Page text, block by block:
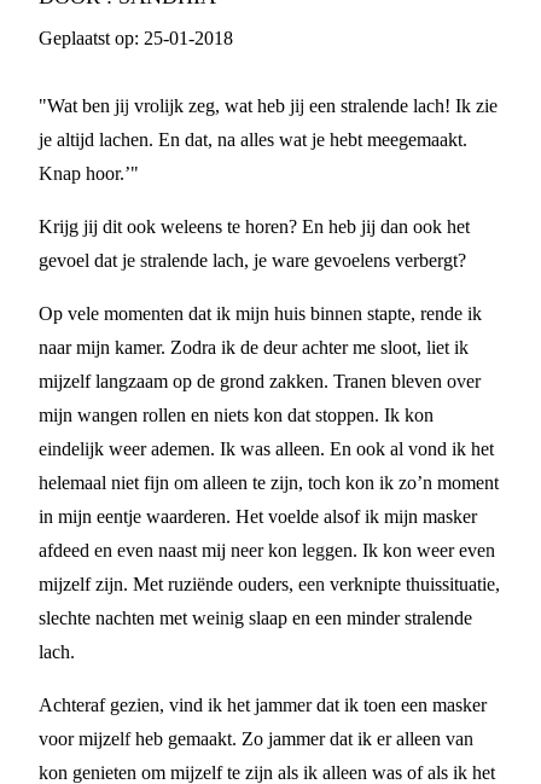
Geplaatst op: 25-01-2018
"Wat ben jij vrolijk zeg, wat heb jij een stralende lach! Ik zie
je altijd lachen. En dat, na alles wat je hebt meegemaakt.
Knap hoor.’"
Krijg jij dit ook weleens te horen? En heb jij dan ook het
gevoel dat je stralende lach, je ware gevoelens verbergt?
Op vele momenten dat ik mijn huis binnen stapte, rende ik
naar mijn kamer. Zodra ik de deur achter me sloot, liet ik
mijzelf langzaam op de grond zakken. Tranen bleven over
mijn wangen rollen en niets kon dat stoppen. Ik kon
eindelijk weer ademen. Ik was alleen. En ook al vond ik het
helemaal niet fijn om alleen te zijn, toch kon ik zo’n moment
in mijn eentje waarderen. Het voelde alsof ik mijn masker
afdeed en even naast mij neer kon leggen. Ik kon weer even
mijzelf zijn. Met ruziënde ouders, een verknipte thuissituatie,
slechte nachten met weinig slaap en een minder stralende
lach.
Achteraf gezien, vind ik het jammer dat ik toen een masker
voor mijzelf heb gemaakt. Zo jammer dat ik er alleen van
kon genieten om mijzelf te zijn als ik alleen was of als ik het